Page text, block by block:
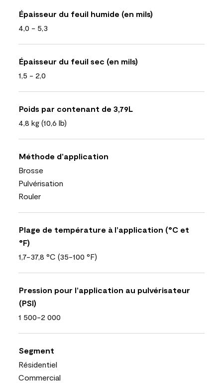
Épaisseur du feuil humide (en mils)
4,0 - 5,3
Épaisseur du feuil sec (en mils)
1,5 - 2,0
Poids par contenant de 3,79L
4,8 kg (10,6 lb)
Méthode d’application
Brosse
Pulvérisation
Rouler
Plage de température à l’application (°C et
°F)
1,7-37,8 °C (35-100 °F)
Pression pour l’application au pulvérisateur
(PSI)
1 500-2 000
Segment
Résidentiel
Commercial